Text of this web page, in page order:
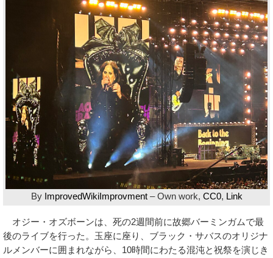
By ImprovedWikiImprovment–Own work, CC0, Link
オジー・オズボーンは、死の2週間前に故郷バーミンガムで最
後のライブを行った。玉座に座り、ブラック・サバスのオリジナ
ルメンバーに囲まれながら、10時間にわたる混沌と祝祭を演じき